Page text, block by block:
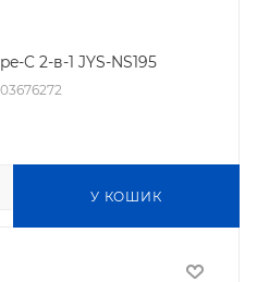
C 2-в-1 JYS-NS195
У КОШИК